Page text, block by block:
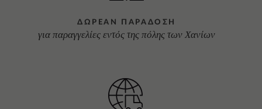
ΔΩΡΕΑΝ ΠΑΡΑΔΟΣΗ
για παραγγελίες εντός της πόλης των Χανίων